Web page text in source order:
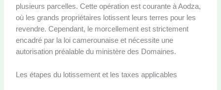
plusieurs parcelles. Cette opération est courante à Aodza,
où les grands propriétaires lotissent leurs terres pour les
revendre. Cependant, le morcellement est strictement
encadré par la loi camerounaise et nécessite une
autorisation préalable du ministère des Domaines.
Les étapes du lotissement et les taxes applicables